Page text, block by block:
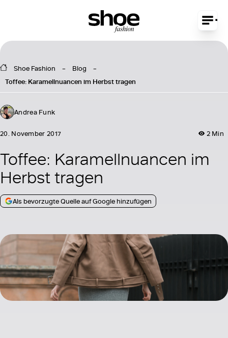
Shoe Fashion
Blog
Toffee: Karamellnuancen im Herbst tragen
Andrea Funk
2 Min
20. November 2017
Toffee: Karamellnuancen im
Herbst tragen
Als bevorzugte Quelle auf Google hinzufügen